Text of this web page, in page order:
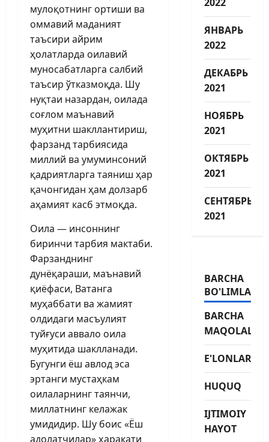
мулоқотнинг ортиши ва
оммавий маданият
таъсири айрим
ҳолатларда оилавий
муносабатларга салбий
таъсир ўтказмоқда. Шу
нуқтаи назардан, оилада
соғлом маънавий
муҳитни шакллантириш,
фарзанд тарбиясида
миллий ва умуминсоний
қадриятларга таяниш ҳар
қачонгидан ҳам долзарб
аҳамият касб этмоқда.
Оила — инсоннинг
биринчи тарбия мактаби.
Фарзанднинг
дунёқараши, маънавий
қиёфаси, Ватанга
муҳаббати ва жамият
олдидаги масъулият
туйғуси аввало оила
муҳитида шаклланади.
Бугунги ёш авлод эса
эртанги мустаҳкам
оилаларнинг таянчи,
миллатнинг келажак
умидидир. Шу боис «Ёш
адолатчилар» ҳаракати
ЯНВАРЬ
2022
ДЕКАБРЬ
2021
НОЯБРЬ
2021
ОКТЯБРЬ
2021
СЕНТЯБРЬ
2021
BARCHA
BO'LIMLAR
BARCHA
MAQOLALAR
E'LONLAR
HUQUQ
IJTIMOIY
HAYOT